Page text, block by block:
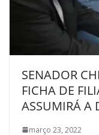
SENADOR
FICHA DE
ASSUMIRÁ A
março 23, 2022